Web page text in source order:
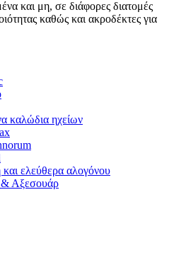
και μη, σε διάφορες διατομές
καθώς και ακροδέκτες για
καλώδια ηχείων
ελεύθερα αλογόνου
& Αξεσουάρ